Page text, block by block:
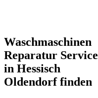
Waschmaschinen
Reparatur Service
in Hessisch
Oldendorf finden